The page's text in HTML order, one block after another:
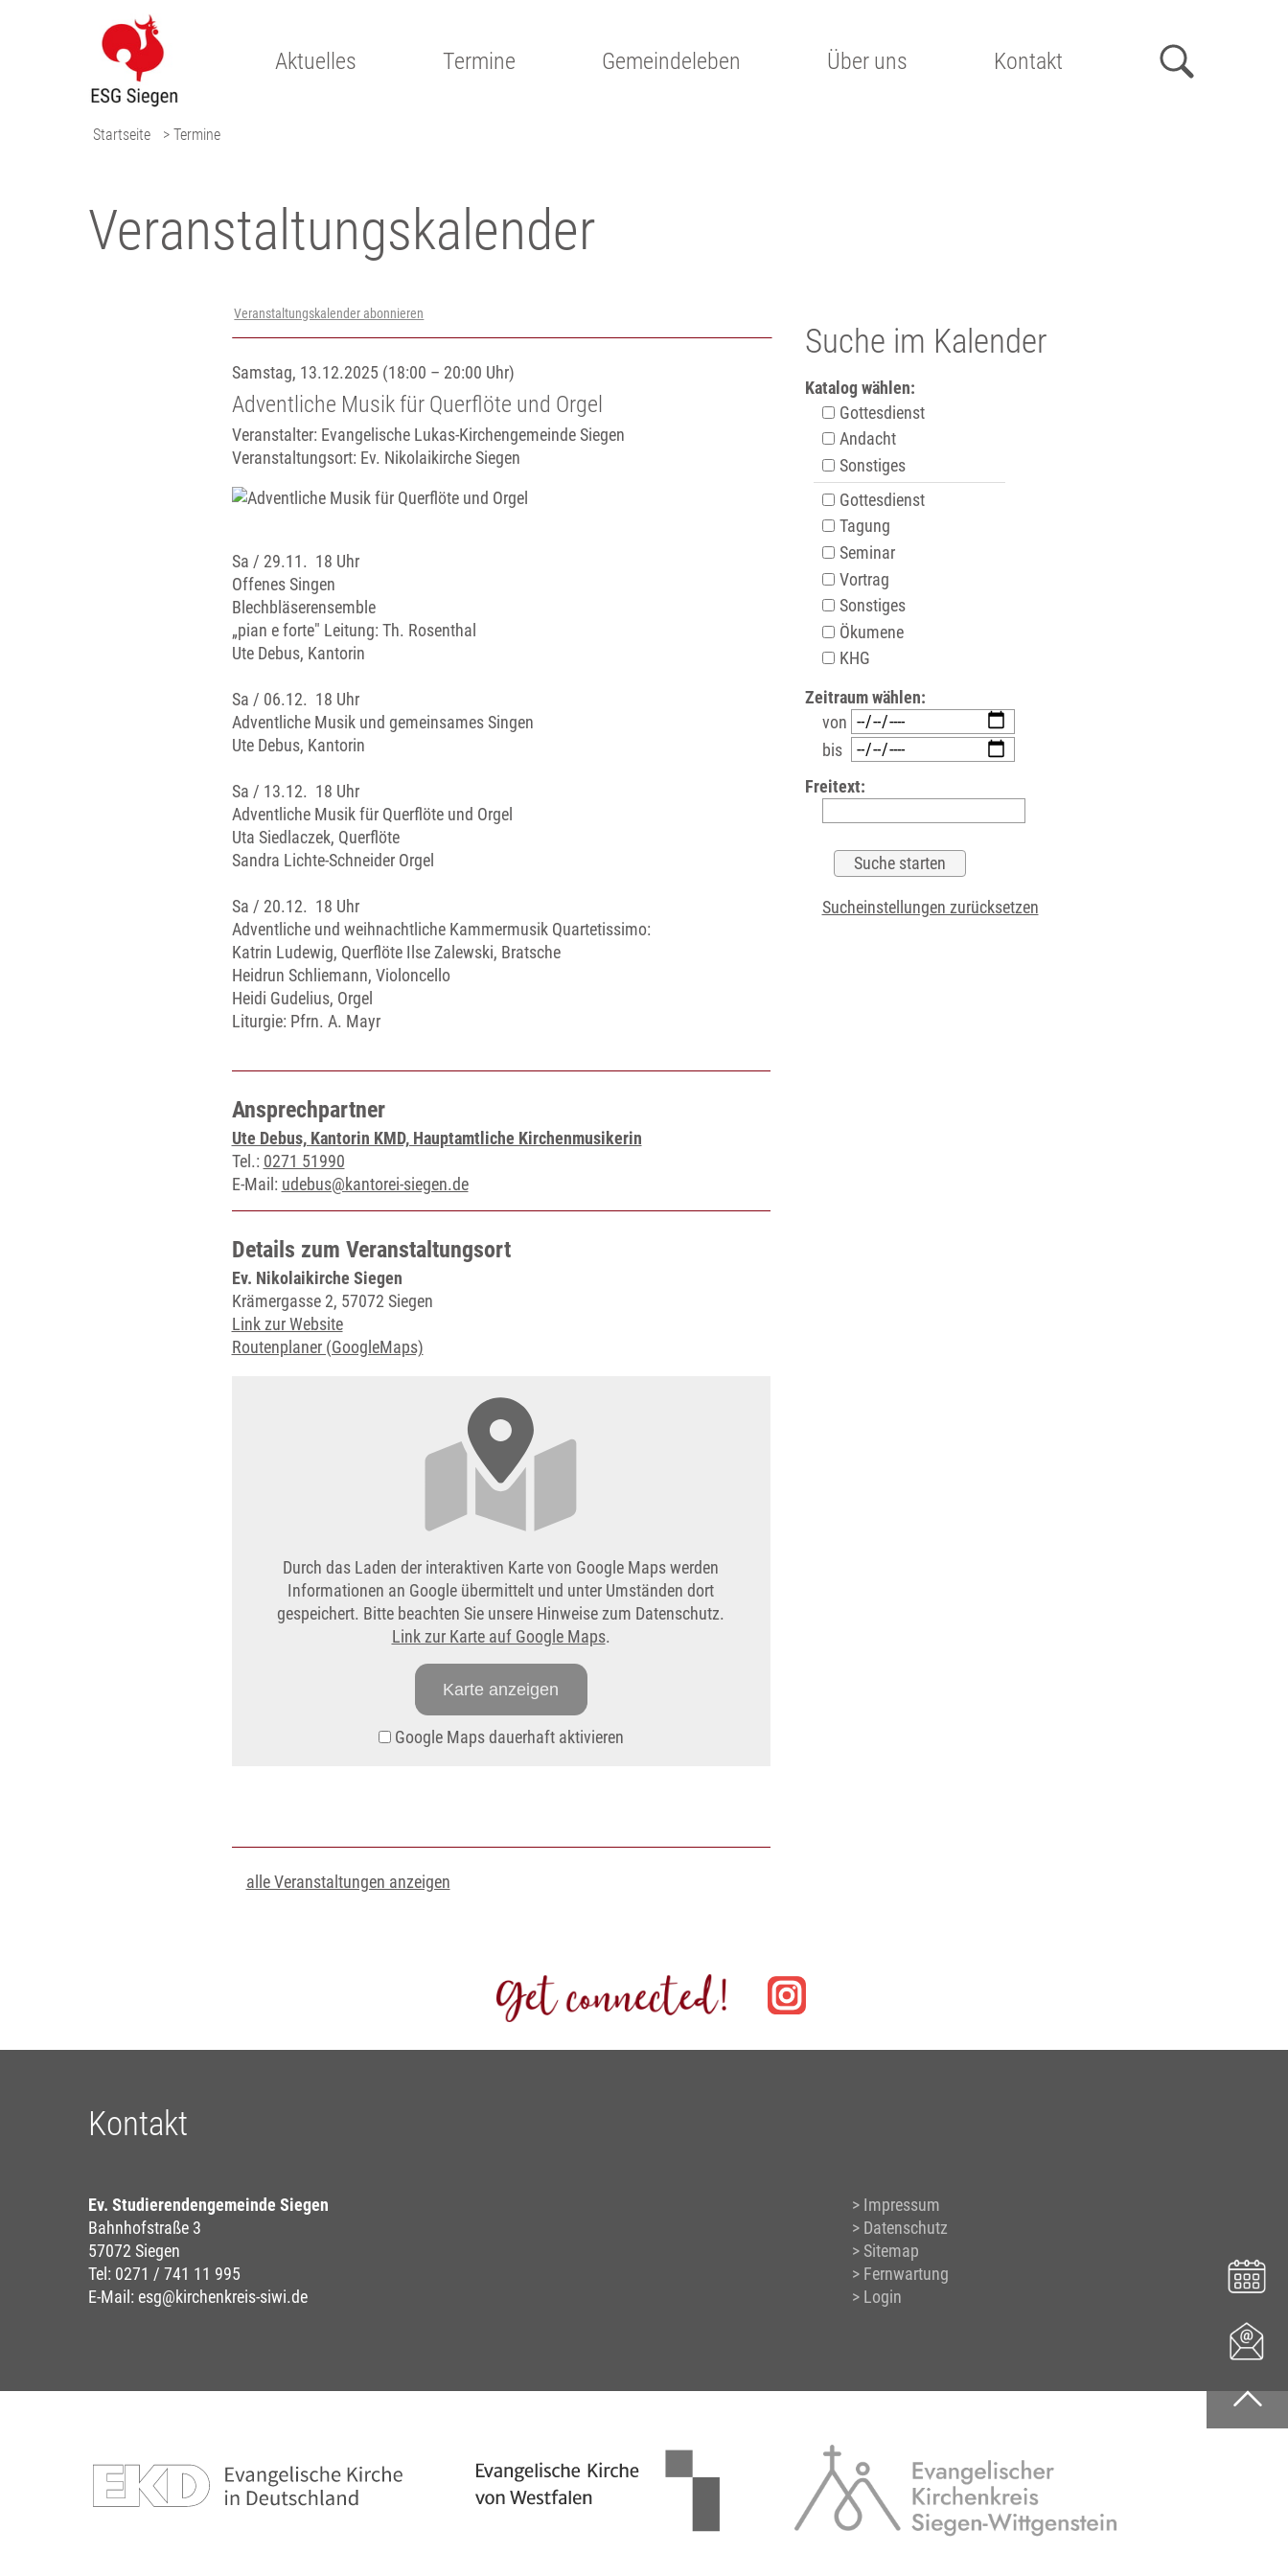
Aktuelles Termine Gemeindeleben Über uns Kontakt
Startseite > Termine
Veranstaltungs­kalender
Suche im Kalender
Katalog wählen:
Gottesdienst
Andacht
Sonstiges
Gottesdienst
Tagung
Seminar
Vortrag
Sonstiges
Ökumene
KHG
Zeitraum wählen:
von
bis
Freitext:
Sucheinstellungen zurücksetzen
Veranstaltungskalender abonnieren
Samstag, 13.12.2025 (18:00 – 20:00 Uhr)
Adventliche Musik für Querflöte und Orgel
Veranstalter: Evangelische Lukas-Kirchengemeinde Siegen
Veranstaltungsort: Ev. Nikolaikirche Siegen
Sa / 29.11. 18 Uhr
Offenes Singen
Blechbläserensemble
„pian e forte" Leitung: Th. Rosenthal
Ute Debus, Kantorin
Sa / 06.12. 18 Uhr
Adventliche Musik und gemeinsames Singen
Ute Debus, Kantorin
Sa / 13.12. 18 Uhr
Adventliche Musik für Querflöte und Orgel
Uta Siedlaczek, Querflöte
Sandra Lichte-Schneider Orgel
Sa / 20.12. 18 Uhr
Adventliche und weihnachtliche Kammermusik Quartetissimo:
Katrin Ludewig, Querflöte Ilse Zalewski, Bratsche
Heidrun Schliemann, Violoncello
Heidi Gudelius, Orgel
Liturgie: Pfrn. A. Mayr
Ansprechpartner
Ute Debus, Kantorin KMD, Hauptamtliche Kirchenmusikerin
Tel.: 0271 51990
E-Mail: udebus@kantorei-siegen.de
Details zum Veranstaltungsort
Ev. Nikolaikirche Siegen
Krämergasse 2, 57072 Siegen
Link zur Website
Routenplaner (GoogleMaps)
Durch das Laden der interaktiven Karte von Google Maps werden
Informationen an Google übermittelt und unter Umständen dort
gespeichert. Bitte beachten Sie unsere Hinweise zum Datenschutz.
Link zur Karte auf Google Maps.
Karte anzeigen
Google Maps dauerhaft aktivieren
alle Veranstaltungen anzeigen
Kontakt
Ev. Studierendengemeinde Siegen
Bahnhofstraße 3
57072 Siegen
Tel: 0271 / 741 11 995
E-Mail: esg@kirchenkreis-siwi.de
Impressum
Datenschutz
Sitemap
Fernwartung
Login